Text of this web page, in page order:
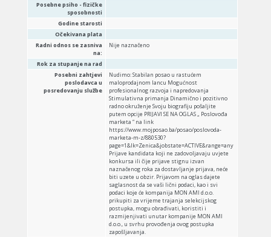
Posebne psiho - fizičke
sposobnosti
Godine starosti
Očekivana plata
Radni odnos se zasniva
na:
Nije naznačeno
Rok za stupanje na rad
Posebni zahtjevi
poslodavca u
posredovanju službe
Nudimo: Stabilan posao u rastućem
maloprodajnom lancu Mogućnost
profesionalnog razvoja i napredovanja
Stimulativna primanja Dinamično i pozitivno
radno okruženje Svoju biografiju pošaljite
putem opcije PRIJAVI SE NA OGLAS „ Poslovođa
marketa “ na link
https://www.mojposao.ba/posao/poslovoda-
marketa-m-z/880530?
page=1&lk=Zenica&jobstate=ACTIVE&range=any
Prijave kandidata koji ne zadovoljavaju uvjete
konkursa ili čije prijave stignu izvan
naznačenog roka za dostavljanje prijava, neće
biti uzete u obzir. Prijavom na oglas dajete
saglasnost da se vaši lični podaci, kao i svi
podaci koje će kompanija MON AMI d.o.o.
prikupiti za vrijeme trajanja selekcijskog
postupka, mogu obrađivati, koristiti i
razmijenjivati unutar kompanije MON AMI
d.o.o., u svrhu provođenja ovog postupka
zapošljavanja.